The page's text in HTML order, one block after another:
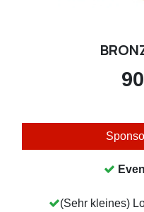
(Sehr kleines)